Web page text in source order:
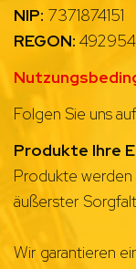
NIP: 7371874151
REGON:
Folgen Sie uns
Produkte Ihre
Produkte werden
äußerster
Wir garantieren